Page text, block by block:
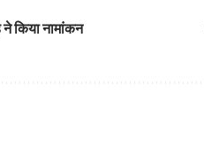
ने किया नामांकन